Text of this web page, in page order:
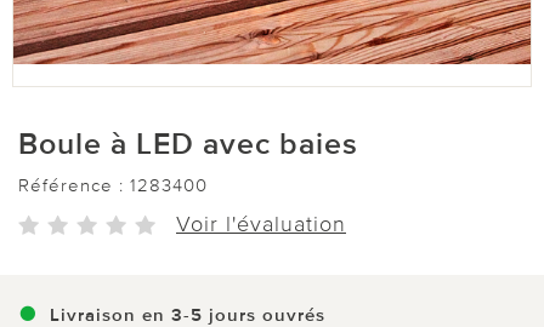
Boule à LED avec baies
Référence : 1283400
Voir l'évaluation
Livraison en 3-5 jours ouvrés